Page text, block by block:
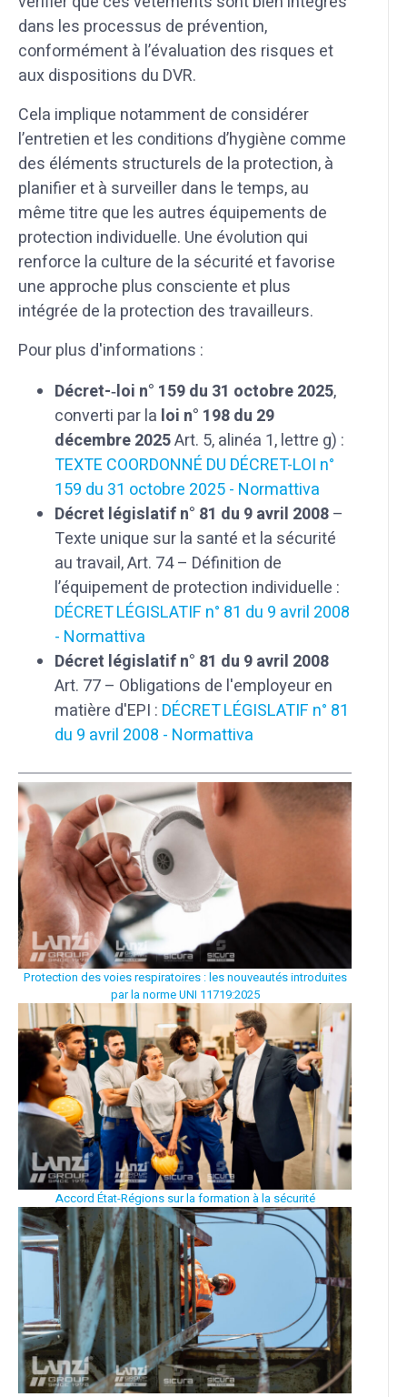
dans les processus de prévention,
conformément à l’évaluation des risques et
aux dispositions du DVR.
Cela implique notamment de considérer
l’entretien et les conditions d’hygiène comme
des éléments structurels de la protection, à
planifier et à surveiller dans le temps, au
même titre que les autres équipements de
protection individuelle. Une évolution qui
renforce la culture de la sécurité et favorise
une approche plus consciente et plus
intégrée de la protection des travailleurs.
Pour plus d'informations :
Décret-‑loi n° 159 du 31 octobre 2025,
converti par la loi n° 198 du 29
décembre 2025Art. 5, alinéa 1, lettre g) :
TEXTE COORDONNÉ DU DÉCRET-LOI n°
159 du 31 octobre 2025 - Normattiva
Décret législatif n° 81 du 9 avril 2008–
Texte unique sur la santé et la sécurité
au travail, Art. 74 – Définition de
l’équipement de protection individuelle :
DÉCRET LÉGISLATIF n° 81 du 9 avril 2008
- Normattiva
Décret législatif n° 81 du 9 avril 2008
Art. 77 – Obligations de l'employeur en
matière d'EPI : DÉCRET LÉGISLATIF n° 81
du 9 avril 2008 - Normattiva
Protection des voies respiratoires : les nouveautés introduites
par la norme UNI 11719:2025
Accord État-Régions sur la formation à la sécurité